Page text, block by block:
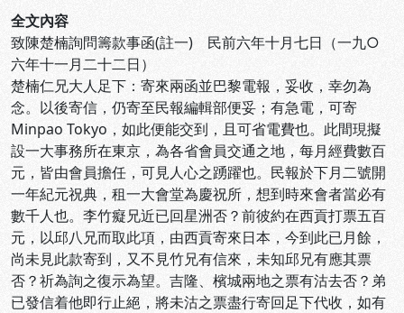
全文內容
致陳楚楠詢問籌款事函(註一) 民前六年十月七日（一九○
六年十一月二十二日）
楚楠仁兄大人足下：寄來兩函並巴黎電報，妥收，幸勿為
念。以後寄信，仍寄至民報編輯部便妥；有急電，可寄
Minpao Tokyo，如此便能交到，且可省電費也。此間現擬
設一大事務所在東京，為各省會員交通之地，每月經費數百
元，皆由會員擔任，可見人心之踴躍也。民報於下月二號開
一年紀元祝典，租一大會堂為慶祝所，想到時來會者當必有
數千人也。李竹癡兄近已回星洲否？前彼約在西貢打票五百
元，以邱八兄而取此項，由西貢寄來日本，今到此已月餘，
尚未見此款寄到，又不見竹兄有信來，未知邱兄有應其票
否？祈為詢之復示為望。吉隆、檳城兩地之票有沽去否？弟
已發信着他即行止絕，將未沽之票盡行寄回足下代收，如有